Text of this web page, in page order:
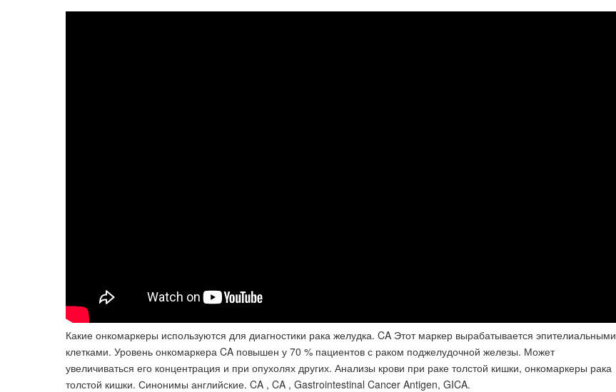
Какие онкомаркеры используются для диагностики рака желудка. CA Этот маркер вырабатывается эпителиальными
клетками. Уровень онкомаркера CA повышен у 70 % пациентов с раком поджелудочной железы. Может
увеличиваться его концентрация и при опухолях других. Анализы крови при раке толстой кишки, онкомаркеры рака
толстой кишки. Синонимы английские. CA , CA , Gastrointestinal Cancer Antigen, GICA​.